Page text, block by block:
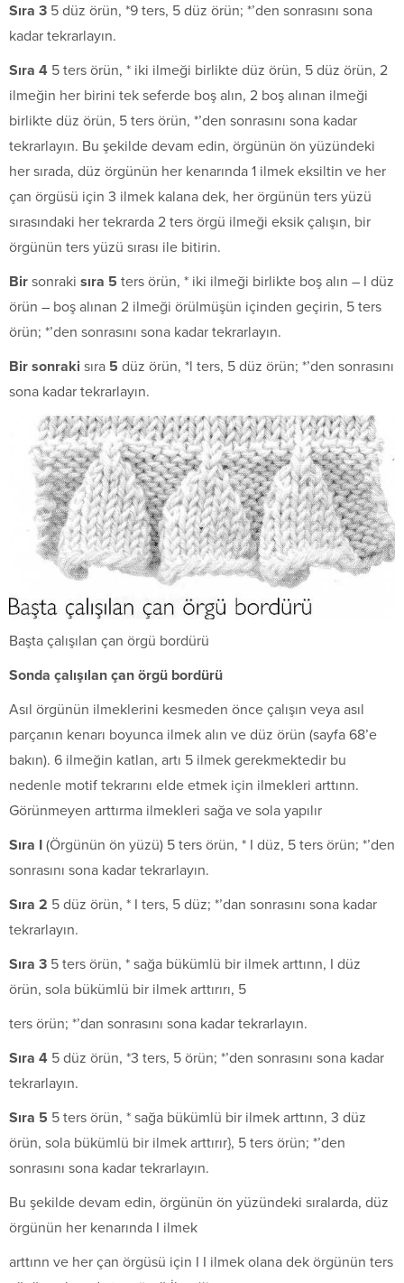
Sıra 3 5 düz örün, *9 ters, 5 düz örün; *’den sonrasını sona
kadar tekrarlayın.
Sıra 4 5 ters örün, * iki ilmeği birlikte düz örün, 5 düz örün, 2
ilmeğin her birini tek seferde boş alın, 2 boş alınan ilmeği
birlikte düz örün, 5 ters örün, *’den sonrasını sona kadar
tekrarlayın. Bu şekilde devam edin, örgünün ön yüzündeki
her sırada, düz örgünün her kenarında 1 ilmek eksiltin ve her
çan örgüsü için 3 ilmek kalana dek, her örgünün ters yüzü
sırasındaki her tekrarda 2 ters örgü ilmeği eksik çalışın, bir
örgünün ters yüzü sırası ile bitirin.
Bir sonraki sıra 5 ters örün, * iki ilmeği birlikte boş alın – I düz
örün – boş alınan 2 ilmeği örülmüşün içinden geçirin, 5 ters
örün; *’den sonrasını sona kadar tekrarlayın.
Bir sonraki sıra 5 düz örün, *l ters, 5 düz örün; *’den sonrasını
sona kadar tekrarlayın.
Başta çalışılan çan örgü bordürü
Sonda çalışılan çan örgü bordürü
Asıl örgünün ilmeklerini kesmeden önce çalışın veya asıl
parçanın kenarı boyunca ilmek alın ve düz örün (sayfa 68’e
bakın). 6 ilmeğin katlan, artı 5 ilmek gerekmektedir bu
nedenle motif tekrarını elde etmek için ilmekleri arttınn.
Görünmeyen arttırma ilmekleri sağa ve sola yapılır
Sıra I (Örgünün ön yüzü) 5 ters örün, * I düz, 5 ters örün; *’den
sonrasını sona kadar tekrarlayın.
Sıra 2 5 düz örün, * I ters, 5 düz; *’dan sonrasını sona kadar
tekrarlayın.
Sıra 3 5 ters örün, * sağa bükümlü bir ilmek arttınn, I düz
örün, sola bükümlü bir ilmek arttırırı, 5
ters örün; *’dan sonrasını sona kadar tekrarlayın.
Sıra 4 5 düz örün, *3 ters, 5 örün; *’den sonrasını sona kadar
tekrarlayın.
Sıra 5 5 ters örün, * sağa bükümlü bir ilmek arttınn, 3 düz
örün, sola bükümlü bir ilmek arttırır}, 5 ters örün; *’den
sonrasını sona kadar tekrarlayın.
Bu şekilde devam edin, örgünün ön yüzündeki sıralarda, düz
örgünün her kenarında I ilmek
arttınn ve her çan örgüsü için I I ilmek olana dek örgünün ters